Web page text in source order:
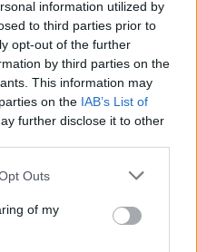
information utilized by
to third parties prior to
opt-out of the further
by third parties on the
This information may
on the IAB’s List of
further disclose it to other
uses one or more Google
You may click to
and its third-party tags to
purposes in below Google
Outs
of my